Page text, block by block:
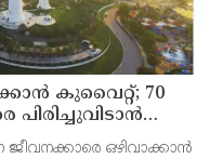
കുവൈറ്റ്; 70
ഒഴിവാക്കാന്‍